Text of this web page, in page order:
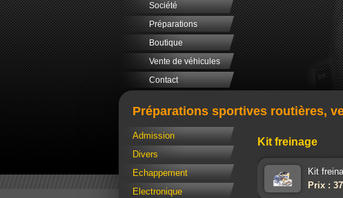
Société
Préparations
Boutique
Vente de véhicules
Contact
Préparations sportives routières,
Admission
Divers
Echappement
Electronique
Kit freinage
Kit
Prix :